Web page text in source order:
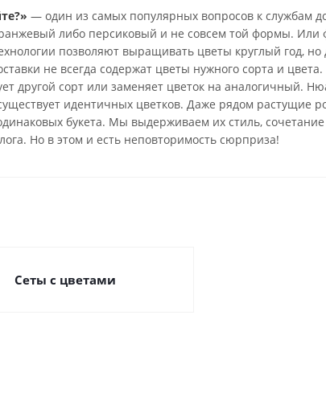
— один из самых популярных вопросов к службам
либо персиковый и не совсем той формы.
позволяют выращивать цветы круглый год,
не всегда содержат цветы нужного сорта и
другой сорт или заменяет цветок на аналогичный.
идентичных цветков. Даже рядом растущие
букета. Мы выдерживаем их стиль,
Но в этом и есть неповторимость сюрприза!
Сеты с цветами